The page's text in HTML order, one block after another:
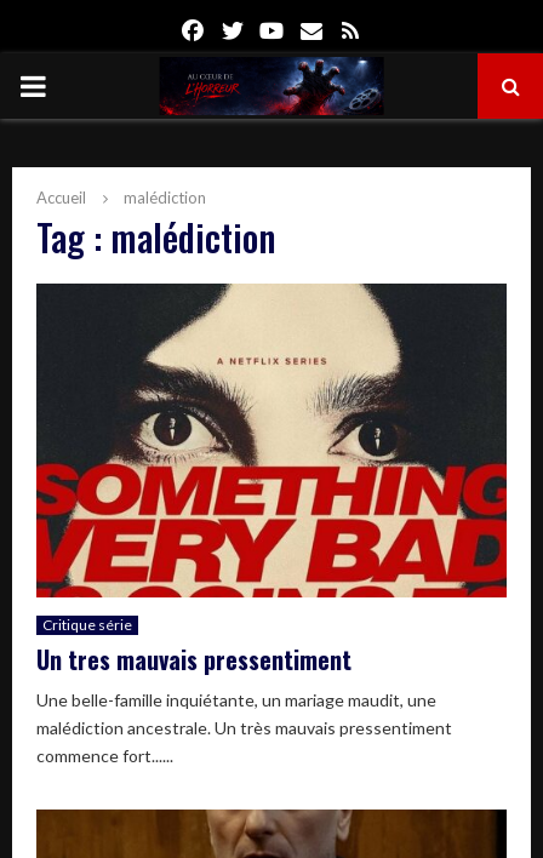
FacebookTwitterYoutube
Email
PRIMARY
Accueil malédiction
Tag : malédiction
Critique série
Un tres mauvais pressentiment
Une belle-famille inquiétante, un mariage maudit, une
malédiction ancestrale. Un très mauvais pressentiment
commence fort......